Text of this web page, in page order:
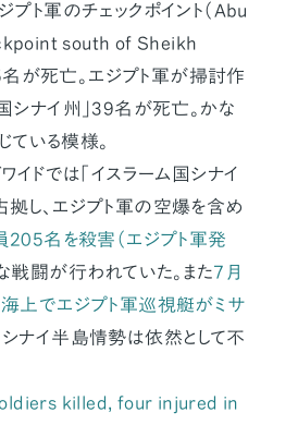
プト軍のチェックポイント（Abu
south of Sheikh
が死亡。エジプト軍が掃討作
シナイ州」39名が死亡。かな
いる模様。
イドでは「イスラーム国シナイ
し、エジプト軍の空爆を含め
205名を殺害（エジプト軍発
戦闘が行われていた。また7月
上でエジプト軍巡視艇がミサ
シナイ半島情勢は依然として不
killed, four injured in